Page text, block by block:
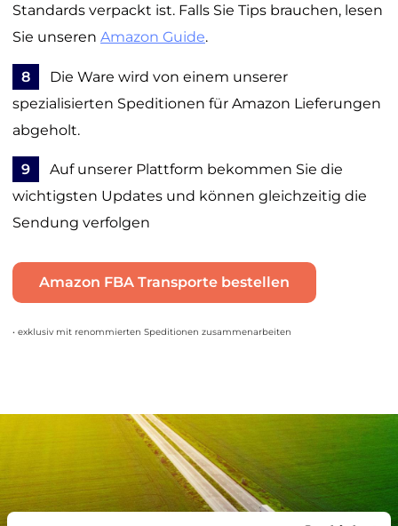
Standards verpackt ist. Falls Sie Tips brauchen, lesen
Sie unseren Amazon Guide.
8
Die Ware wird von einem unserer
spezialisierten Speditionen für Amazon Lieferungen
abgeholt.
9
Auf unserer Plattform bekommen Sie die
wichtigsten Updates und können gleichzeitig die
Sendung verfolgen
Amazon FBA Transporte bestellen
• exklusiv mit renommierten Speditionen zusammenarbeiten